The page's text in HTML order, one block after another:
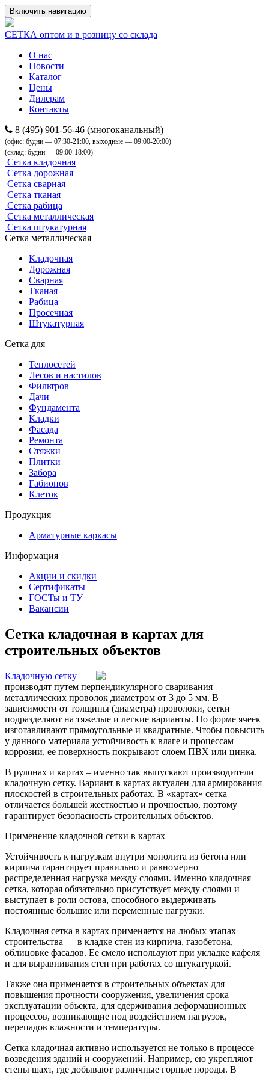
Включить навигацию
СЕТКА оптом и в розницу со склада
О нас
Новости
Каталог
Цены
Дилерам
Контакты
8 (495) 901-56-46 (многоканальный)
(офис: будни — 07:30-21:00, выходные — 09:00-20:00)
(склад: будни — 09:00-18:00)
Cетка кладочная
Сетка дорожная
Cетка сварная
Cетка тканая
Cетка рабица
Cетка металлическая
Cетка штукатурная
Сетка металлическая
Кладочная
Дорожная
Сварная
Тканая
Рабица
Просечная
Штукатурная
Сетка для
Теплосетей
Лесов и настилов
Фильтров
Дачи
Фундамента
Кладки
Фасада
Ремонта
Стяжки
Плитки
Забора
Габионов
Клеток
Продукция
Арматурные каркасы
Информация
Акции и скидки
Сертификаты
ГОСТы и ТУ
Вакансии
Сетка кладочная в картах для
строительных объектов
Кладочную сетку
производят путем перпендикулярного сваривания
металлических проволок диаметром от 3 до 5 мм. В
зависимости от толщины (диаметра) проволоки, сетки
подразделяют на тяжелые и легкие варианты. По форме ячеек
изготавливают прямоугольные и квадратные. Чтобы повысить
у данного материала устойчивость к влаге и процессам
коррозии, ее поверхность покрывают слоем ПВХ или цинка.
В рулонах и картах – именно так выпускают производители
кладочную сетку. Вариант в картах актуален для армирования
плоскостей в строительных работах. В «картах» сетка
отличается большей жесткостью и прочностью, поэтому
гарантирует безопасность строительных объектов.
Применение кладочной сетки в картах
Устойчивость к нагрузкам внутри монолита из бетона или
кирпича гарантирует правильно и равномерно
распределенная нагрузка между слоями. Именно кладочная
сетка, которая обязательно присутствует между слоями и
выступает в роли остова, способного выдерживать
постоянные большие или переменные нагрузки.
Кладочная сетка в картах применяется на любых этапах
строительства — в кладке стен из кирпича, газобетона,
облицовке фасадов. Ее смело используют при укладке кафеля
и для выравнивания стен при работах со штукатуркой.
Также она применяется в строительных объектах для
повышения прочности сооружения, увеличения срока
эксплуатации объекта, для сдерживания деформационных
процессов, возникающие под воздействием нагрузок,
перепадов влажности и температуры.
Сетка кладочная активно используется не только в процессе
возведения зданий и сооружений. Например, ею укрепляют
стены шахт, где добывают различные горные породы. В